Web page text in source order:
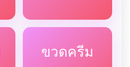
ขวดครีม